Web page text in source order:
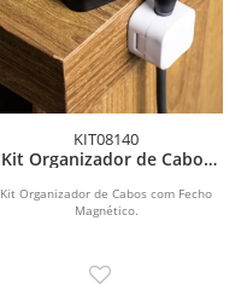
KIT08140
Kit Organizador de Cabos
Kit Organizador de Cabos com Fecho
Magnético.